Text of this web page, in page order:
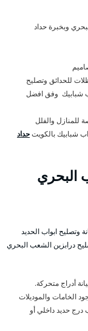
وبخبرة حداد
للحدائق وتصليح
شبابيك وفق افضل
للمنازل والفلل
شبابيك بالكويتحداد
البحري
وتصليح ابواب الحديد
درابزين الشعب البحري
أدراج متحركة.
الخامات والموديلات
حديد داخلي أو